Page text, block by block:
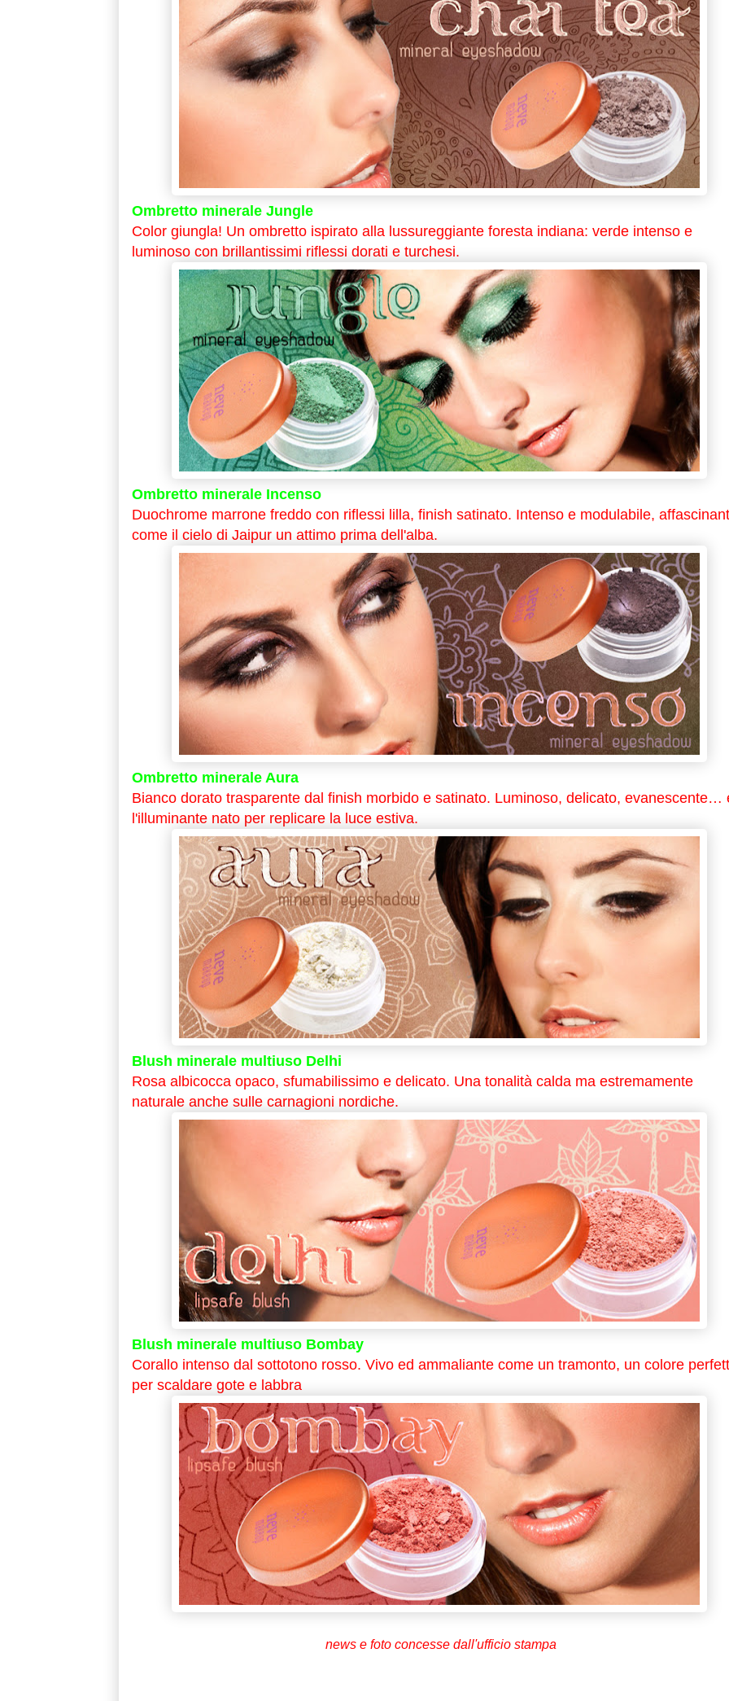
Ombretto minerale Jungle
Color giungla! Un ombretto ispirato alla lussureggiante foresta indiana: verde intenso e
luminoso con brillantissimi riflessi dorati e turchesi.
Ombretto minerale Incenso
Duochrome marrone freddo con riflessi lilla, finish satinato. Intenso e modulabile,
come il cielo di Jaipur un attimo prima dell'alba.
Ombretto minerale Aura
Bianco dorato trasparente dal finish morbido e satinato. Luminoso, delicato, evanescente…
l'illuminante nato per replicare la luce estiva.
Blush minerale multiuso Delhi
Rosa albicocca opaco, sfumabilissimo e delicato. Una tonalità calda ma estremamente
naturale anche sulle carnagioni nordiche.
Blush minerale multiuso Bombay
Corallo intenso dal sottotono rosso. Vivo ed ammaliante come un tramonto, un colore
per scaldare gote e labbra
news e foto concesse dall'ufficio stampa